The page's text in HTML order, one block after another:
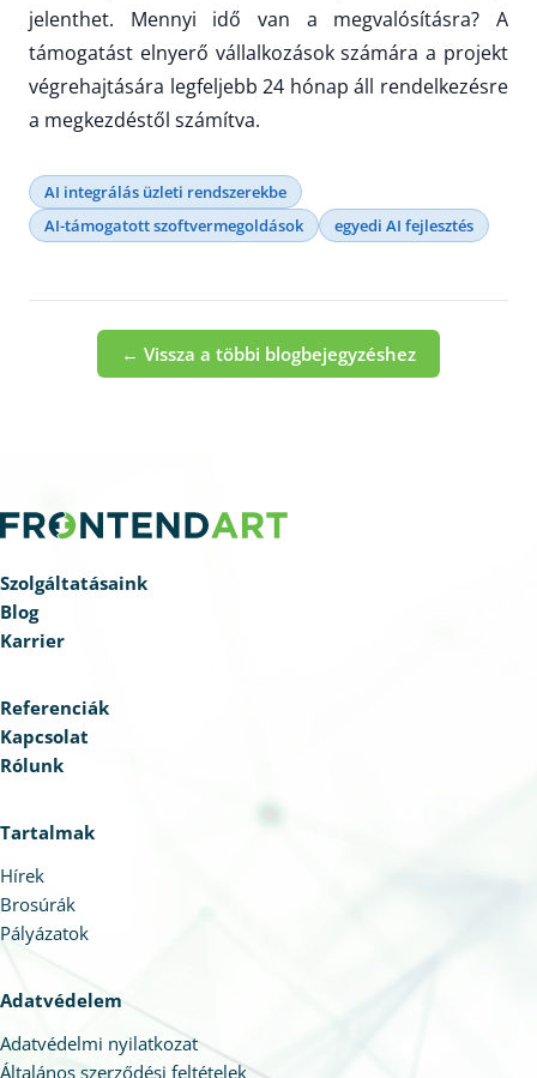
jelenthet. Mennyi idő van a megvalósításra? A
támogatást elnyerő vállalkozások számára a projekt
végrehajtására legfeljebb 24 hónap áll rendelkezésre
a megkezdéstől számítva.
AI integrálás üzleti rendszerekbe
AI-támogatott szoftvermegoldások
egyedi AI fejlesztés
← Vissza a többi blogbejegyzéshez
Szolgáltatásaink
Blog
Karrier
Referenciák
Kapcsolat
Rólunk
Tartalmak
Hírek
Brosúrák
Pályázatok
Adatvédelem
Adatvédelmi nyilatkozat
Általános szerződési feltételek